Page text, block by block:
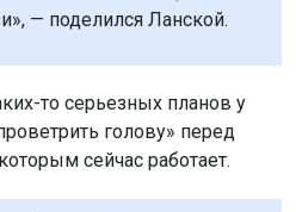
— поделился Ланской.
то серьезных планов у
голову» перед
сейчас работает.